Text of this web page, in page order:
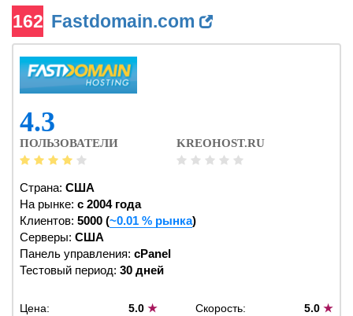
162 Fastdomain.com
4.3
ПОЛЬЗОВАТЕЛИ KREOHOST.RU
Страна: США
На рынке: c 2004 года
Клиентов: 5000 (~0.01 % рынка)
Серверы: США
Панель управления: cPanel
Тестовый период: 30 дней
Цена: 5.0★ Скорость: 5.0 ★